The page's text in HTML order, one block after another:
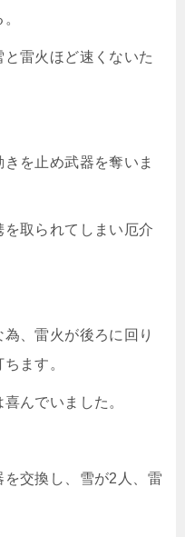
雷火ほど速くないた
を止め武器を奪いま
取られてしまい厄介
、雷火が後ろに回り
ます。
んでいました。
交換し、雪が2人、雷